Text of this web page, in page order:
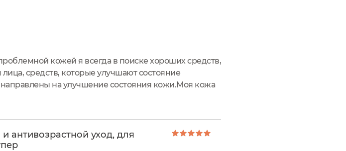
кожей я всегда в поиске хороших средств,
средств, которые улучшают состояние
на улучшение состояния кожи.Моя кожа
антивозрастной уход, для